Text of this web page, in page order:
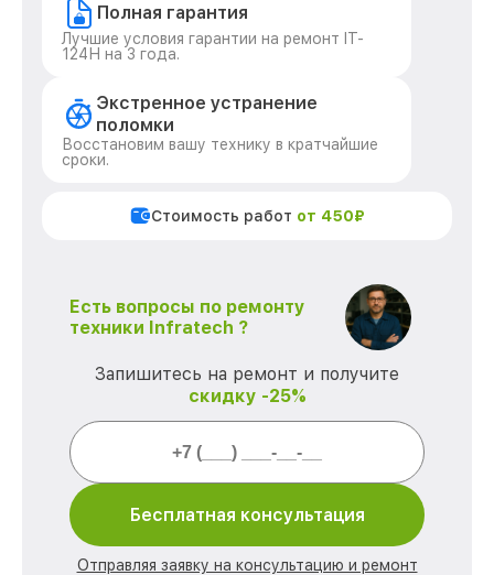
Полная гарантия
Лучшие условия гарантии на ремонт IT-
124Н на 3 года.
Экстренное устранение
поломки
Восстановим вашу технику в кратчайшие
сроки.
Стоимость работ от 450₽
Есть вопросы по ремонту
техники Infratech ?
Запишитесь на ремонт и получите
скидку -25%
Бесплатная консультация
Отправляя заявку на консультацию и ремонт